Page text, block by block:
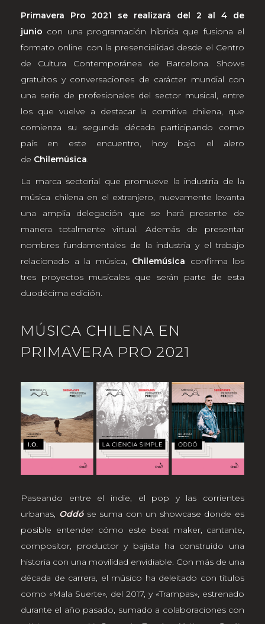
Primavera Pro 2021 se realizará del 2 al 4 de
junio con una programación híbrida que fusiona el
formato online con la presencialidad desde el Centro
de Cultura Contemporánea de Barcelona. Shows
gratuitos y conversaciones de carácter mundial con
una serie de profesionales del sector musical, entre
los que vuelve a destacar la comitiva chilena, que
comienza su segunda década participando como
país en este encuentro, hoy bajo el alero
de Chilemúsica.
La marca sectorial que promueve la industria de la
música chilena en el extranjero, nuevamente levanta
una amplia delegación que se hará presente de
manera totalmente virtual. Además de presentar
nombres fundamentales de la industria y el trabajo
relacionado a la música, Chilemúsica confirma los
tres proyectos musicales que serán parte de esta
duodécima edición.
MÚSICA CHILENA EN
PRIMAVERA PRO 2021
Paseando entre el indie, el pop y las corrientes
urbanas, Oddóse suma con un showcase donde es
posible entender cómo este beat maker, cantante,
compositor, productor y bajista ha construido una
historia con una movilidad envidiable. Con más de una
década de carrera, el músico ha deleitado con títulos
como «Mala Suerte», del 2017, y «Trampas», estrenado
durante el año pasado, sumado a colaboraciones con